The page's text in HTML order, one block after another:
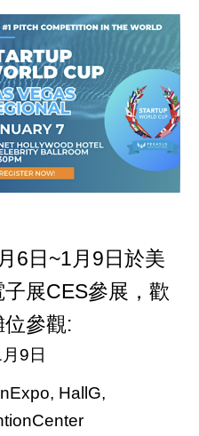
6日~1月9日於美
展CES參展，歡
參觀:
9日
HallG,